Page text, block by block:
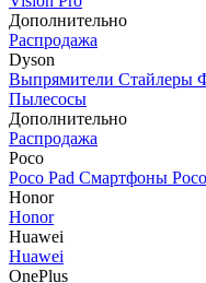
Дополнительно
Распродажа
Dyson
Выпрямители Стайлеры
Пылесосы
Дополнительно
Распродажа
Poco
Poco Pad Смартфоны Poco
Honor
Honor
Huawei
Huawei
OnePlus